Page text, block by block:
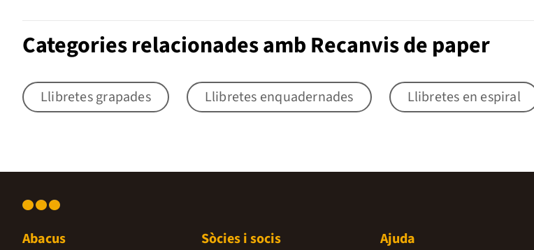
Categories relacionades amb Recanvis de paper
Llibretes grapades Llibretes enquadernades Llibretes en espiral
Abacus Sòcies i socis Ajuda